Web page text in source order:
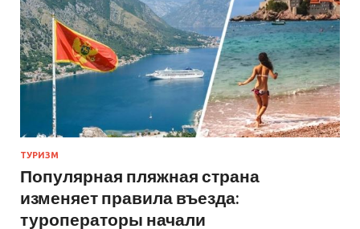
ТУРИЗМ
Популярная пляжная страна
изменяет правила въезда:
туроператоры начали